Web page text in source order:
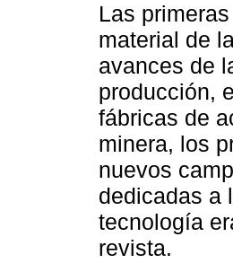
Las
material de
avances de
producción,
fábricas de
minera, los
nuevos
dedicadas a
tecnología
revista.